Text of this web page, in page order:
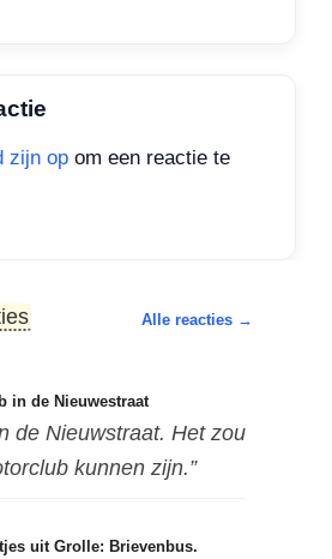
zijn op om een reactie te
Alle reacties →
in de Nieuwestraat
de Nieuwstraat. Het zou
kunnen zijn.”
uit Grolle: Brievenbus.